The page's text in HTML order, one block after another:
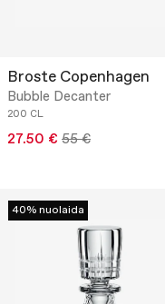
Broste Copenhagen
Bubble Decanter
200 CL
27.50 € 55 €
40% nuolaida